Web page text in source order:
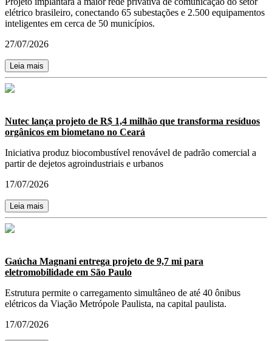
elétrico brasileiro, conectando 65 subestações e 2.500 equipamentos
inteligentes em cerca de 50 municípios.
27/07/2026
Leia mais
Nutec lança projeto de R$ 1,4 milhão que transforma resíduos
orgânicos em biometano no Ceará
Iniciativa produz biocombustível renovável de padrão comercial a
partir de dejetos agroindustriais e urbanos
17/07/2026
Leia mais
Gaúcha Magnani entrega projeto de 9,7 mi para
eletromobilidade em São Paulo
Estrutura permite o carregamento simultâneo de até 40 ônibus
elétricos da Viação Metrópole Paulista, na capital paulista.
17/07/2026